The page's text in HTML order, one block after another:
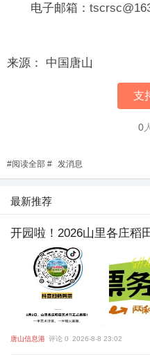
电子邮箱：
来源： 中国唐山
支
0
#阅读全部 # 发消息
最新推荐
开园啦！2026山里各庄稻
唐山信息港 评论 0 2026-8-8 23:02